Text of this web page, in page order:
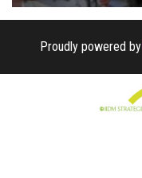
Proudly powered by